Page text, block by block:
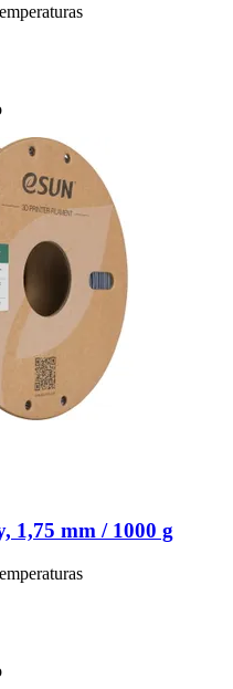
1,75 mm / 1000 g